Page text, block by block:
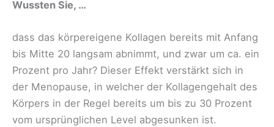
Wussten Sie, …
dass das körpereigene Kollagen bereits mit Anfang
bis Mitte 20 langsam abnimmt, und zwar um ca. ein
Prozent pro Jahr? Dieser Effekt verstärkt sich in
der Menopause, in welcher der Kollagengehalt des
Körpers in der Regel bereits um bis zu 30 Prozent
vom ursprünglichen Level abgesunken ist.